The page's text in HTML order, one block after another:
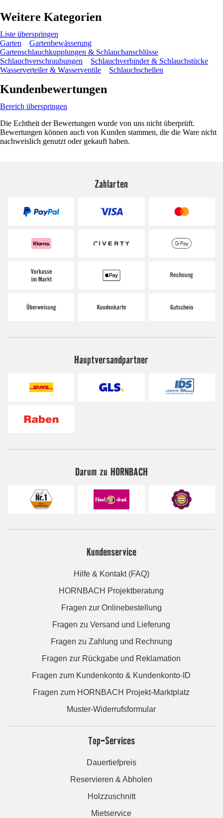
Weitere Kategorien
Liste überspringen
Garten
Gartenbewässerung
Gartenschlauchkupplungen & Schlauchanschlüsse
Schlauchverschraubungen
Schlauchverbinder & Schlauchstücke
Wasserverteiler & Wasserventile
Schlauchschellen
Kundenbewertungen
Bereich überspringen
Die Echtheit der Bewertungen wurde von uns nicht überprüft.
Bewertungen können auch von Kunden stammen, die die Ware nicht
nachweislich genutzt oder gekauft haben.
Zahlarten
Hauptversandpartner
Darum zu HORNBACH
Kundenservice
Hilfe & Kontakt (FAQ)
HORNBACH Projektberatung
Fragen zur Onlinebestellung
Fragen zu Versand und Lieferung
Fragen zu Zahlung und Rechnung
Fragen zur Rückgabe und Reklamation
Fragen zum Kundenkonto & Kundenkonto-ID
Fragen zum HORNBACH Projekt-Marktplatz
Muster-Widerrufsformular
Top-Services
Dauertiefpreis
Reservieren & Abholen
Holzzuschnitt
Mietservice